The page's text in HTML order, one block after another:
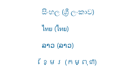
සිංහල (ශ්‍රී ලංකාව)
ไทย (ไทย)
ລາວ (ລາວ)
ខ្មែរ (កម្ពុជា)